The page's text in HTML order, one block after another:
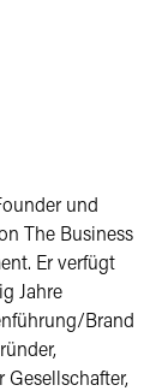
und
The Business
Er verfügt
Jahre
Brand
Gesellschafter,